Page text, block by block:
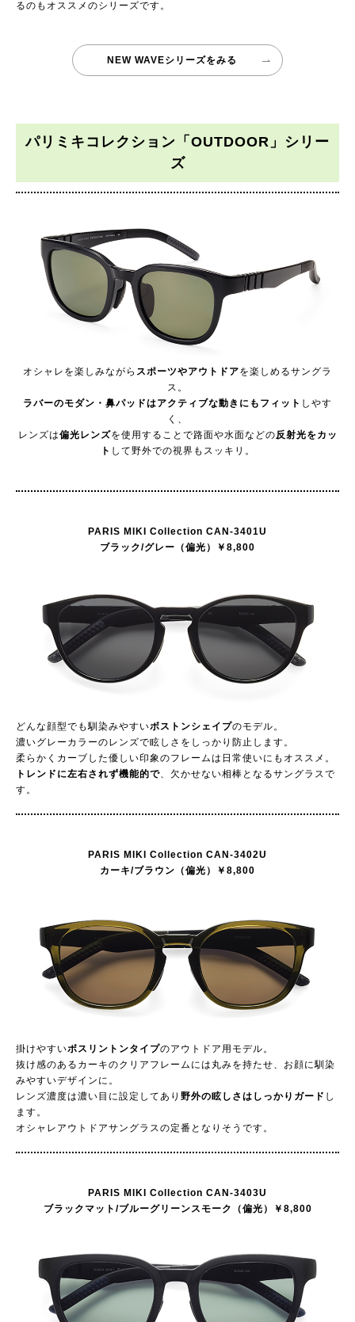
るのもオススメのシリーズです。
NEW WAVEシリーズをみる
パリミキコレクション「OUTDOOR」シリー
ズ
オシャレを楽しみながら スポーツやアウトドアを楽しめるサングラ
ス。
ラバーのモダン・鼻パッドはアクティブな動きにもフィット しやす
く、
レンズは偏光レンズを使用することで路面や水面などの反射光をカッ
ト して野外での視界もスッキリ。
PARIS MIKI Collection CAN-3401U
ブラック/グレー（偏光）￥8,800
どんな顔型でも馴染みやすいボストンシェイプのモデル。
濃いグレーカラーのレンズで眩しさをしっかり防止します。
柔らかくカーブした優しい印象のフレームは日常使いにもオススメ。
トレンドに左右されず機能的で 、欠かせない相棒となるサングラスで
す。
PARIS MIKI Collection CAN-3402U
カーキ/ブラウン（偏光）￥8,800
掛けやすいボスリントンタイプのアウトドア用モデル。
抜け感のあるカーキのクリアフレームには丸みを持たせ、お顔に馴染
みやすいデザインに。
レンズ濃度は濃い目に設定してあり 野外の眩しさはしっかりガード し
ます。
オシャレアウトドアサングラスの定番となりそうです。
PARIS MIKI Collection CAN-3403U
ブラックマット/ブルーグリーンスモーク（偏光）￥8,800